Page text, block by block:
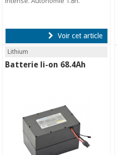
Voir cet article
Lithium
Batterie li-on 68.4Ah